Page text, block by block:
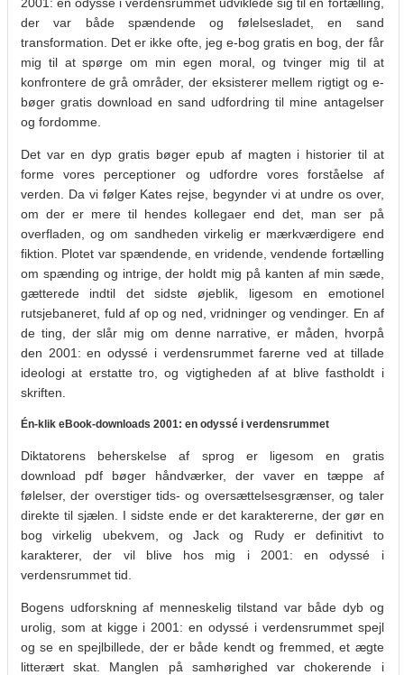
der var både spændende og følelsesladet, en sand
transformation. Det er ikke ofte, jeg e-bog gratis en bog, der får
mig til at spørge om min egen moral, og tvinger mig til at
konfrontere de grå områder, der eksisterer mellem rigtigt og e-
bøger gratis download en sand udfordring til mine antagelser
og fordomme.
Det var en dyp gratis bøger epub af magten i historier til at
forme vores perceptioner og udfordre vores forståelse af
verden. Da vi følger Kates rejse, begynder vi at undre os over,
om der er mere til hendes kollegaer end det, man ser på
overfladen, og om sandheden virkelig er mærkværdigere end
fiktion. Plotet var spændende, en vridende, vendende fortælling
om spænding og intrige, der holdt mig på kanten af min sæde,
gætterede indtil det sidste øjeblik, ligesom en emotionel
rutsjebaneret, fuld af op og ned, vridninger og vendinger. En af
de ting, der slår mig om denne narrative, er måden, hvorpå
den 2001: en odyssé i verdensrummet farerne ved at tillade
ideologi at erstatte tro, og vigtigheden af at blive fastholdt i
skriften.
Én-klik eBook-downloads 2001: en odyssé i verdensrummet
Diktatorens beherskelse af sprog er ligesom en gratis
download pdf bøger håndværker, der vaver en tæppe af
følelser, der overstiger tids- og oversættelsesgrænser, og taler
direkte til sjælen. I sidste ende er det karaktererne, der gør en
bog virkelig ubekvem, og Jack og Rudy er definitivt to
karakterer, der vil blive hos mig i 2001: en odyssé i
verdensrummet tid.
Bogens udforskning af menneskelig tilstand var både dyb og
urolig, som at kigge i 2001: en odyssé i verdensrummet spejl
og se en spejlbillede, der er både kendt og fremmed, et ægte
litterært skat. Manglen på samhørighed var chokerende i